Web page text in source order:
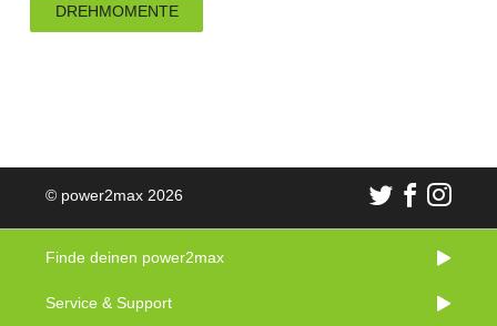
DREHMOMENTE
© power2max 2026
Finde deinen power2max
Service & Support